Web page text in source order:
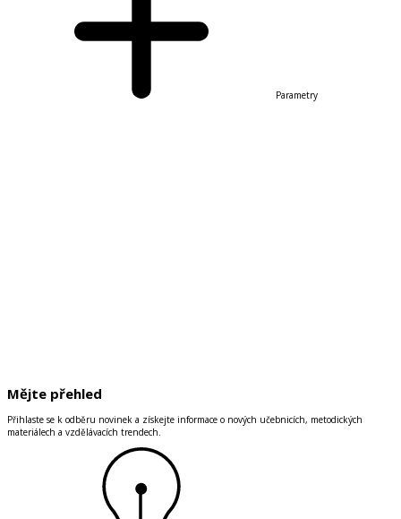
Parametry
Mějte přehled
Přihlaste se k odběru novinek a získejte informace o nových učebnicích, metodických
materiálech a vzdělávacích trendech.